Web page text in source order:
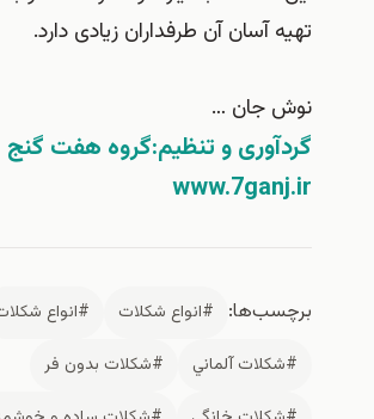
تهیه آسان آن طرفداران زیادی دارد.
نوش جان …
گردآوری و تنظیم:گروه هفت گنج
www.7ganj.ir
برچسب‌ها: #انواع شكلات
#انواع شکلات
#شكلات آلماني
#شكلات بدون فر